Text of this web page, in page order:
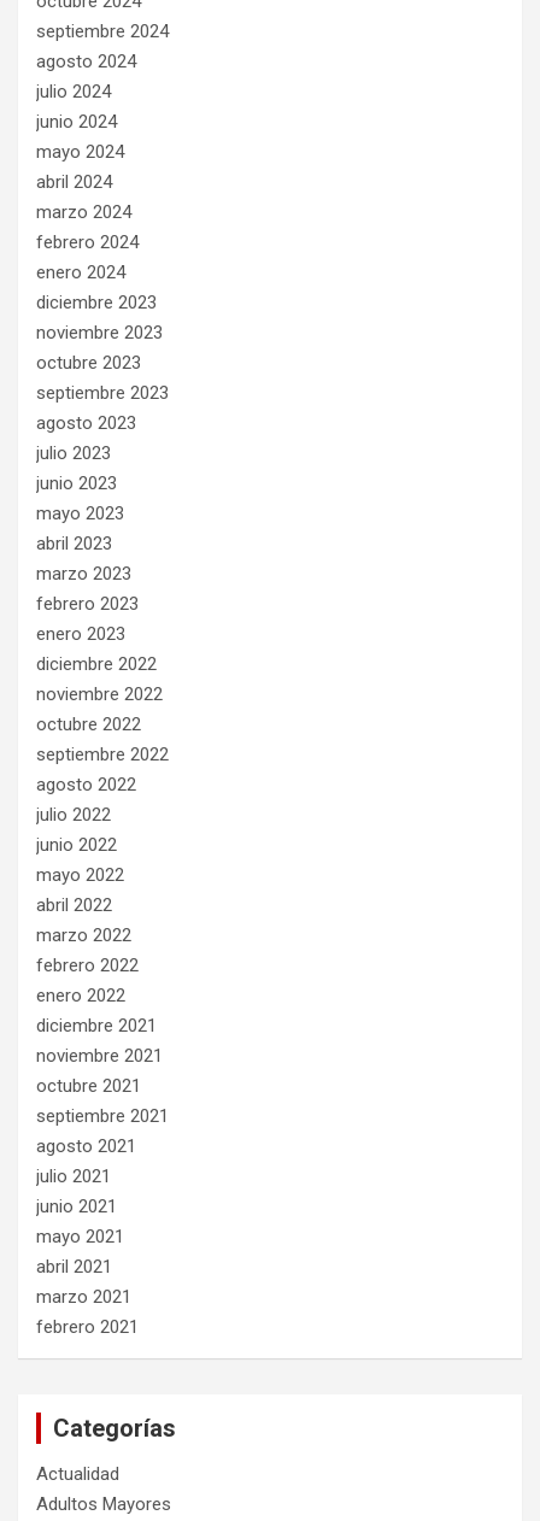
septiembre 2024
agosto 2024
julio 2024
junio 2024
mayo 2024
abril 2024
marzo 2024
febrero 2024
enero 2024
diciembre 2023
noviembre 2023
octubre 2023
septiembre 2023
agosto 2023
julio 2023
junio 2023
mayo 2023
abril 2023
marzo 2023
febrero 2023
enero 2023
diciembre 2022
noviembre 2022
octubre 2022
septiembre 2022
agosto 2022
julio 2022
junio 2022
mayo 2022
abril 2022
marzo 2022
febrero 2022
enero 2022
diciembre 2021
noviembre 2021
octubre 2021
septiembre 2021
agosto 2021
julio 2021
junio 2021
mayo 2021
abril 2021
marzo 2021
febrero 2021
Categorías
Actualidad
Adultos Mayores